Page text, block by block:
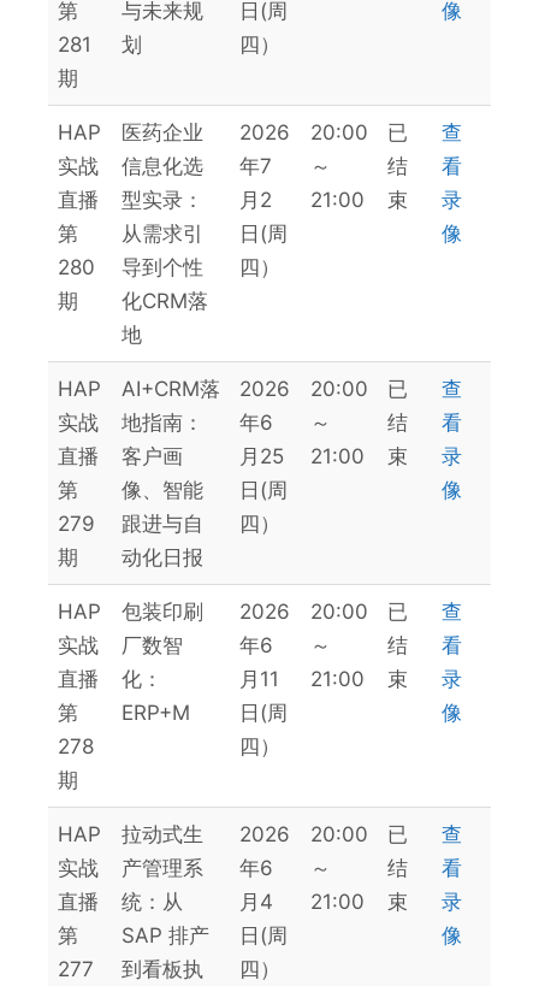
第
281
期
与未来规
划
日(周
四）
像
HAP
实战
直播
第
280
期
医药企业
信息化选
型实录：
从需求引
导到个性
化CRM落
地
2026
年7
月2
日(周
四）
20:00
～
21:00
已
结
束
查
看
录
像
HAP
实战
直播
第
279
期
AI+CRM落
地指南：
客户画
像、智能
跟进与自
动化日报
2026
年6
月25
日(周
四）
20:00
～
21:00
已
结
束
查
看
录
像
HAP
实战
直播
第
278
期
包装印刷
厂数智
化：
ERP+M
2026
年6
月11
日(周
四）
20:00
～
21:00
已
结
束
查
看
录
像
HAP
实战
直播
第
277
拉动式生
产管理系
统：从
SAP 排产
到看板执
2026
年6
月4
日(周
四）
20:00
～
21:00
已
结
束
查
看
录
像